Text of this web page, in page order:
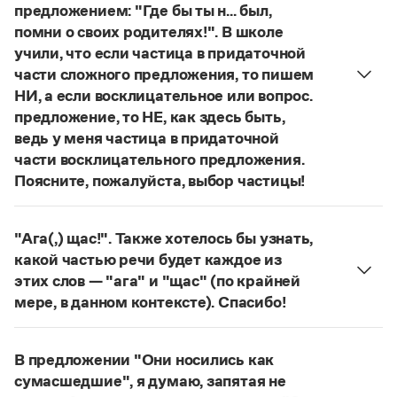
Словари русского языка как государственного
Справочники
Правила русской орфографии и пунктуации
Русский язык. Краткий теоретический курс
для школьников
Письмовник
Справочник по пунктуации
Словарь-справочник трудностей
Справочник по фразеологии
Азбучные истины
Словарь-справочник непростые слова
Все справочники портала
Новости и события
Управление в русском языке
Правила русской орфографии и пунктуации
предложением: "Где бы ты н... был,
помни о своих родителях!". В школе
учили, что если частица в придаточной
части сложного предложения, то пишем
НИ, а если восклицательное или вопрос.
предложение, то НЕ, как здесь быть,
ведь у меня частица в придаточной
части восклицательного предложения.
Поясните, пожалуйста, выбор частицы!
Правильно:Где бы ты ни был, помни о своих
восклицательных предложениях: Где ты только
не был!
"Ага(,) щас!". Также хотелось бы узнать,
какой частью речи будет каждое из
этих слов — "ага" и "щас" (по крайней
мере, в данном контексте). Спасибо!
Ага—частица, которая в данном случае
отказа говорящего поверить в достоверность
какого-л. сообщения.Щас!— синтаксический
В предложении "Они носились как
сумасшедшие", я думаю, запятая не